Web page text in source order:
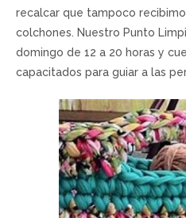
recalcar que tampoco
colchones. Nuestro Punto
domingo de 12 a 20 horas y
capacitados para guiar a las